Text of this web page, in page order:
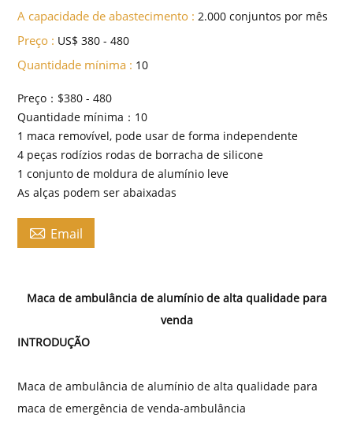
A capacidade de abastecimento : 2.000 conjuntos por mês
Preço : US$ 380 - 480
Quantidade mínima : 10
Preço：$380 - 480
Quantidade mínima：10
1 maca removível, pode usar de forma independente
4 peças rodízios rodas de borracha de silicone
1 conjunto de moldura de alumínio leve
As alças podem ser abaixadas
 Email
Maca de ambulância de alumínio de alta qualidade para
venda
INTRODUÇÃO
Maca de ambulância de alumínio de alta qualidade para
maca de emergência de venda-ambulância